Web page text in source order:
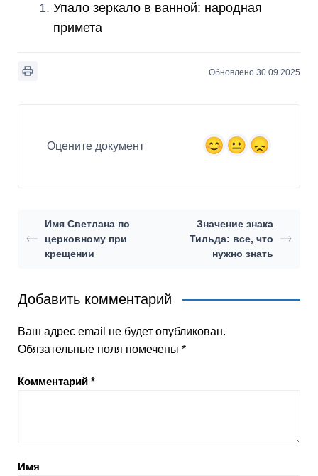
Упало зеркало в ванной: народная
примета
Обновлено 30.09.2025
Оцените документ
Имя Светлана по
церковному при
крещении
Значение знака
Тильда: все, что
нужно знать
Добавить комментарий
Ваш адрес email не будет опубликован.
Обязательные поля помечены *
Комментарий *
Имя